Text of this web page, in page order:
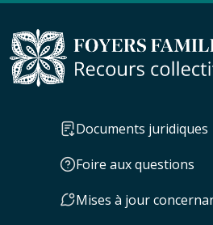
Documents juridiques
Foire aux questions
Mises à jour